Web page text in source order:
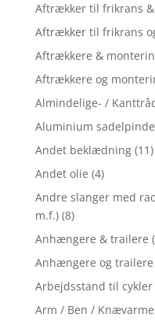
Aftrækker til frikrans
Aftrækker til frikrans
Aftrækkere &
Aftrækkere og
Almindelige- /
Aluminium sadelpinde
Andet beklædning (11)
Andet olie (4)
Andre slanger med
m.f.) (8)
Anhængere & trailere
Anhængere og trailere
Arbejdsstand til cykler
Arm / Ben /